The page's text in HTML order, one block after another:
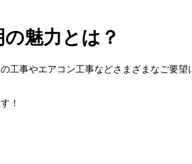
魅力とは？
事やエアコン工事などさまざまなご要望
！